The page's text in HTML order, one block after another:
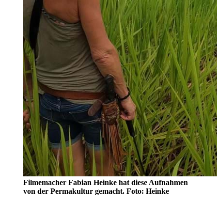
Filmemacher Fabian Heinke hat diese Aufnahmen
von der Permakultur gemacht. Foto: Heinke